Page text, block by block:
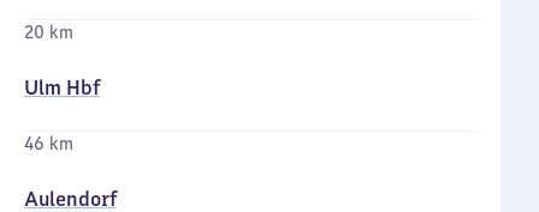
20 km
Ulm Hbf
46 km
Aulendorf